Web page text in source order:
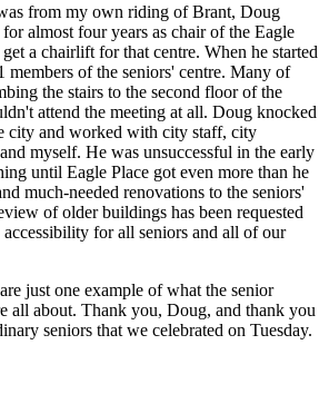
from my own riding of Brant, Doug
almost four years as chair of the Eagle
a chairlift for that centre. When he started
members of the seniors' centre. Many of
the stairs to the second floor of the
attend the meeting at all. Doug knocked
city and worked with city staff, city
myself. He was unsuccessful in the early
until Eagle Place got even more than he
much-needed renovations to the seniors'
of older buildings has been requested
for all seniors and all of our
just one example of what the senior
all about. Thank you, Doug, and thank you
seniors that we celebrated on Tuesday.